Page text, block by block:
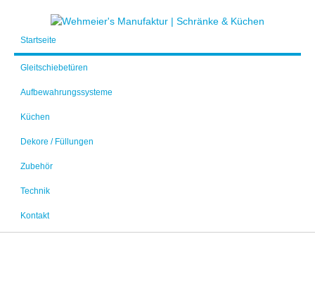
Startseite
Gleitschiebetüren
Aufbewahrungssysteme
Küchen
Dekore / Füllungen
Zubehör
Technik
Kontakt